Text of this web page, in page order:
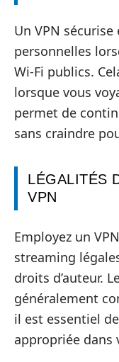
Un VPN
personnelles
Wi-Fi publics.
lorsque vous
permet de
sans craindre
LÉGALITÉS
VPN
Employez un
streaming
droits d’auteur.
généralement
il est essentiel
appropriée dans